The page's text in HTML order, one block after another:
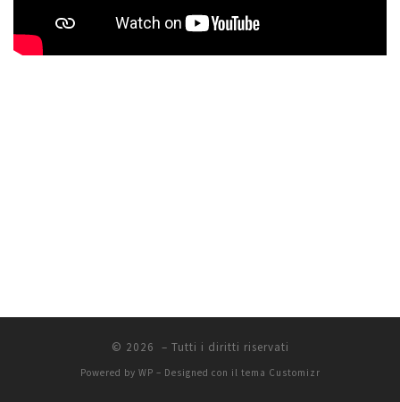
© 2026 – Tutti i diritti riservati
Powered by WP – Designed con il tema Customizr